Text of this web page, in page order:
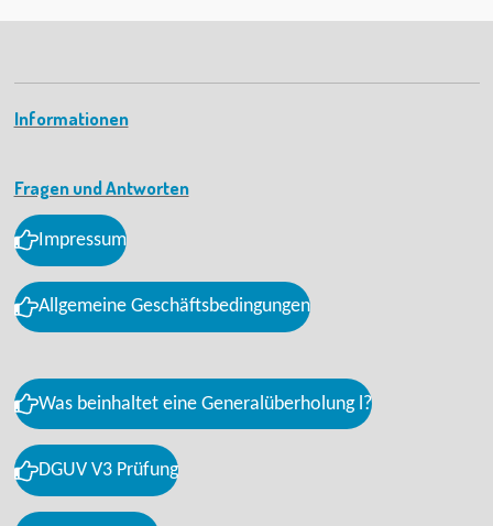
Informationen
Fragen und Antworten
Impressum
Allgemeine Geschäftsbedingungen
Was beinhaltet eine Generalüberholung l?
DGUV V3 Prüfung